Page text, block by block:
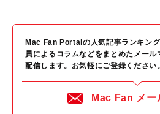
Mac Fan Portalの人気記事ランキン
員によるコラムなどをまとめたメー
配信します。お気軽にご登録ください。
Mac Fan メー